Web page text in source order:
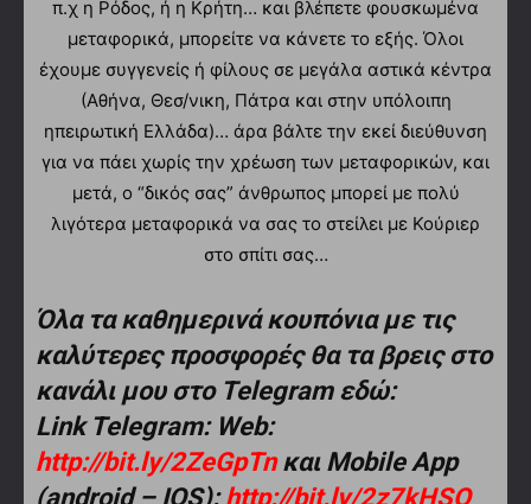
π.χ η Ρόδος, ή η Κρήτη… και βλέπετε φουσκωμένα
μεταφορικά, μπορείτε να κάνετε το εξής. Όλοι
έχουμε συγγενείς ή φίλους σε μεγάλα αστικά κέντρα
(Αθήνα, Θεσ/νικη, Πάτρα και στην υπόλοιπη
ηπειρωτική Ελλάδα)… άρα βάλτε την εκεί διεύθυνση
για να πάει χωρίς την χρέωση των μεταφορικών, και
μετά, ο “δικός σας” άνθρωπος μπορεί με πολύ
λιγότερα μεταφορικά να σας το στείλει με Κούριερ
στο σπίτι σας…
Όλα τα καθημερινά κουπόνια με τις
καλύτερες προσφορές θα τα βρεις στο
κανάλι μου στο Telegram εδώ:
Link Telegram: Web:
http://bit.ly/2ZeGpTnκαι Mobile App
(android – IOS):http://bit.ly/2z7kHSQ